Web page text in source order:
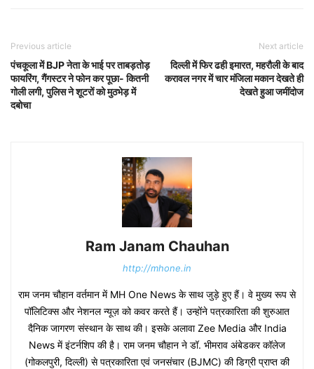
Previous article
पंचकूला में BJP नेता के भाई पर ताबड़तोड़
फायरिंग, गैंगस्टर ने फोन कर पूछा- कितनी
गोली लगी, पुलिस ने शूटरों को मुठभेड़ में
दबोचा
Next article
दिल्ली में फिर ढही इमारत, महरौली के बाद
करावल नगर में चार मंजिला मकान देखते ही
देखते हुआ जमींदोज
Ram Janam Chauhan
http://mhone.in
राम जनम चौहान वर्तमान में MH One News के साथ जुड़े हुए हैं। वे मुख्य रूप से
पॉलिटिक्स और नेशनल न्यूज़ को कवर करते हैं। उन्होंने पत्रकारिता की शुरुआत
दैनिक जागरण संस्थान के साथ की। इसके अलावा Zee Media और India
News में इंटर्नशिप की है। राम जनम चौहान ने डॉ. भीमराव अंबेडकर कॉलेज
(गोकलपुरी, दिल्ली) से पत्रकारिता एवं जनसंचार (BJMC) की डिग्री प्राप्त की